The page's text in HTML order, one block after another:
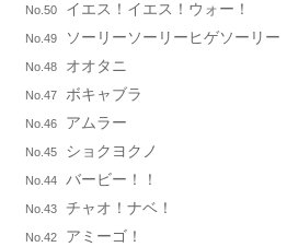
No.50 イエス！イエス！ウォー！
No.49 ソーリーソーリーヒゲソーリー
No.48 オオタニ
No.47 ボキャブラ
No.46 アムラー
No.45 ショクヨクノ
No.44 バービー！！
No.43 チャオ！ナベ！
No.42 アミーゴ！